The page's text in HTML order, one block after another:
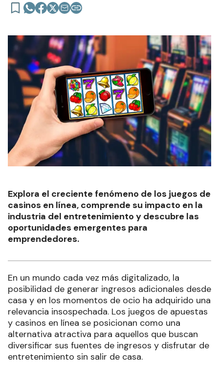
Explora el creciente fenómeno de los juegos de
casinos en línea, comprende su impacto en la
industria del entretenimiento y descubre las
oportunidades emergentes para
emprendedores.
En un mundo cada vez más digitalizado, la
posibilidad de generar ingresos adicionales desde
casa y en los momentos de ocio ha adquirido una
relevancia insospechada. Los juegos de apuestas
y casinos en línea se posicionan como una
alternativa atractiva para aquellos que buscan
diversificar sus fuentes de ingresos y disfrutar de
entretenimiento sin salir de casa.